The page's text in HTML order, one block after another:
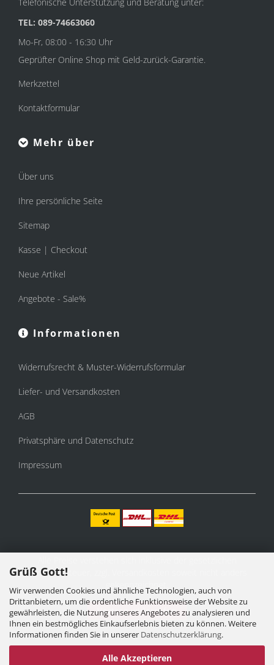
Grüß Gott!
Wir verwenden Cookies und ähnliche Technologien, auch von
Drittanbietern, um die ordentliche Funktionsweise der Website zu
gewährleisten, die Nutzung unseres Angebotes zu analysieren und
Ihnen ein bestmögliches Einkaufserlebnis bieten zu können. Weitere
Informationen finden Sie in unserer Datenschutzerklärung.
Alle Akzeptieren
TEL: 089-74663060
Mo-Fr, 08:00 - 16:30 Uhr
Geprüfter Online Shop mit Geld-zurück-Garantie.
Merkzettel
Kontaktformular
Mehr über
Über uns
Ihre persönliche Seite
Sitemap
Kasse | Checkout
Neue Artikel
Angebote - Sale%
Informationen
Widerrufsrecht & Muster-Widerrufsformular
Liefer- und Versandkosten
AGB
Privatsphäre und Datenschutz
Impressum
Mehrwertsteuer, zzgl.
gekennzeichnet.
Vertrag widerrufen